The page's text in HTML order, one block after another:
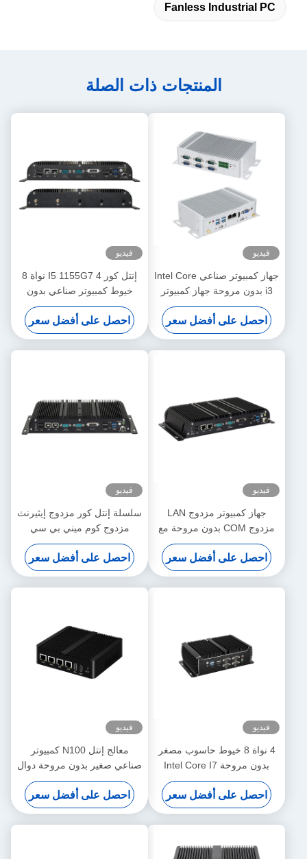
Fanless Industrial PC
المنتجات ذات الصلة
فيديو
جهاز كمبيوتر صناعي Intel Core
i3 بدون مروحة جهاز كمبيوتر
مصغر مع GPIO و DDR4 16G
6COM
احصل على أفضل سعر
فيديو
إنتل كور I5 1155G7 4 نواة 8
خيوط كمبيوتر صناعي بدون
مروحة مع 6COM WiFi و
GPIO
احصل على أفضل سعر
فيديو
جهاز كمبيوتر مزدوج LAN
مزدوج COM بدون مروحة مع
DDR4 32G Intel Celeron
J4125 J6412 Mini PC
احصل على أفضل سعر
فيديو
سلسلة إنتل كور مزدوج إيثيرنث
مزدوج كوم ميني بي سي
صناعي بدون مروحة مع DDR4
32G
احصل على أفضل سعر
فيديو
4 نواة 8 خيوط حاسوب مصغر
بدون مروحة Intel Core I7
1195G7 مع شبكة LAN
مزدوجة 6COM DDR4
احصل على أفضل سعر
فيديو
معالج إنتل N100 كمبيوتر
صناعي صغير بدون مروحة دوال
COM DDR4 ذاكرة الوصول
الوصول الوصول الوصول
الوصول الوصول الوصول
الوصول الوصول الوصول
احصل على أفضل سعر